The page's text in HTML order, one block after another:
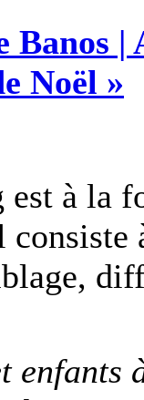
Banos
Noël »
est à la